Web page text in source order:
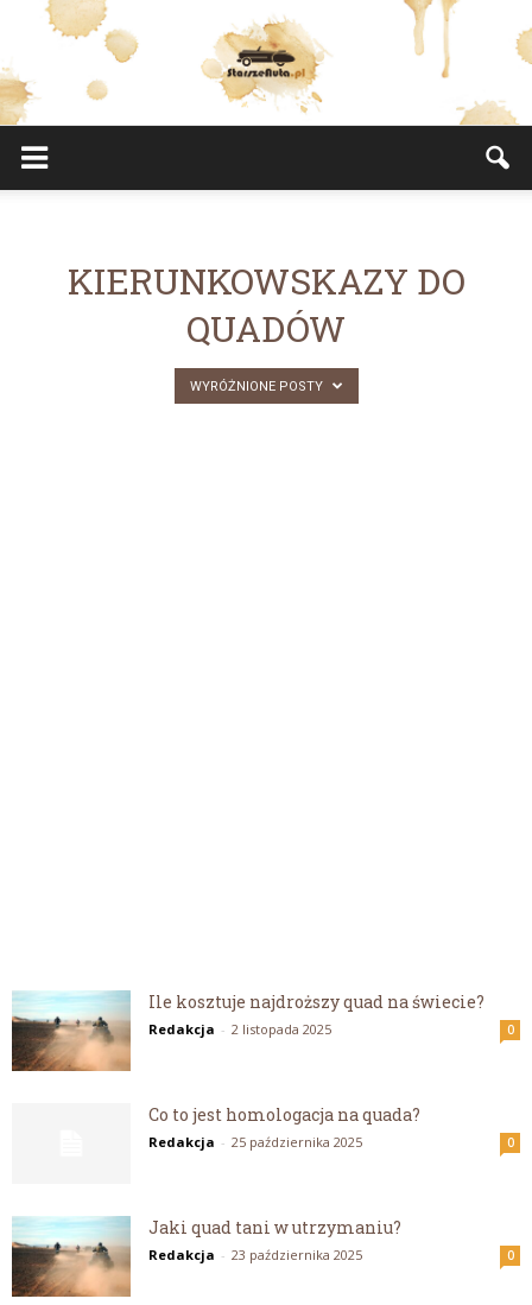
KIERUNKOWSKAZY DO
QUADÓW
WYRÓŻNIONE POSTY
Ile kosztuje najdroższy quad na świecie?
Redakcja - 2 listopada 2025 0
Co to jest homologacja na quada?
Redakcja - 25 października 2025 0
Jaki quad tani w utrzymaniu?
Redakcja - 23 października 2025 0